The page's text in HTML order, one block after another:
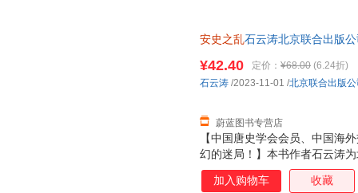
安史之乱石云涛北京联合出版
【中国唐史学会会员、中国海
幻的迷局！】本书作者石云涛
师，中国唐史学会会员，中国
事。在本书中，他以视角解读
¥42.40 定价： ¥68.00 (6.24折)
蔚蓝图书专营店
石云涛 /2023-11-01 /北京联合出版
加入购物车 收藏